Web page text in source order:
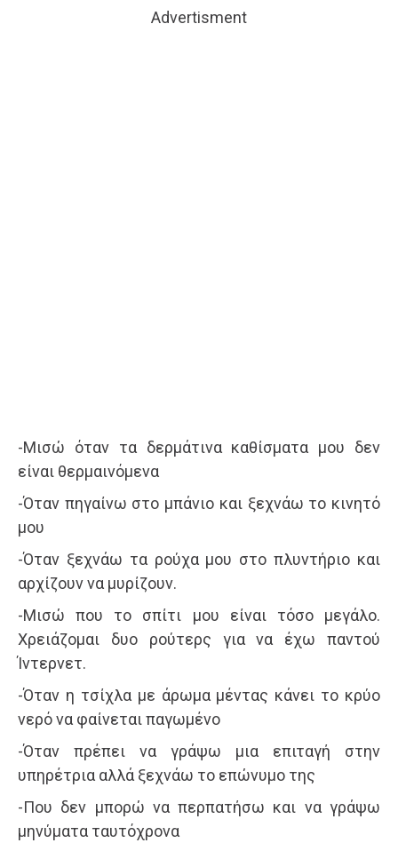
Advertisment
-Μισώ όταν τα δερμάτινα καθίσματα μου δεν
είναι θερμαινόμενα
-Όταν πηγαίνω στο μπάνιο και ξεχνάω το κινητό
μου
-Όταν ξεχνάω τα ρούχα μου στο πλυντήριο και
αρχίζουν να μυρίζουν.
-Μισώ που το σπίτι μου είναι τόσο μεγάλο.
Χρειάζομαι δυο ρούτερς για να έχω παντού
Ίντερνετ.
-Όταν η τσίχλα με άρωμα μέντας κάνει το κρύο
νερό να φαίνεται παγωμένο
-Όταν πρέπει να γράψω μια επιταγή στην
υπηρέτρια αλλά ξεχνάω το επώνυμο της
-Που δεν μπορώ να περπατήσω και να γράψω
μηνύματα ταυτόχρονα